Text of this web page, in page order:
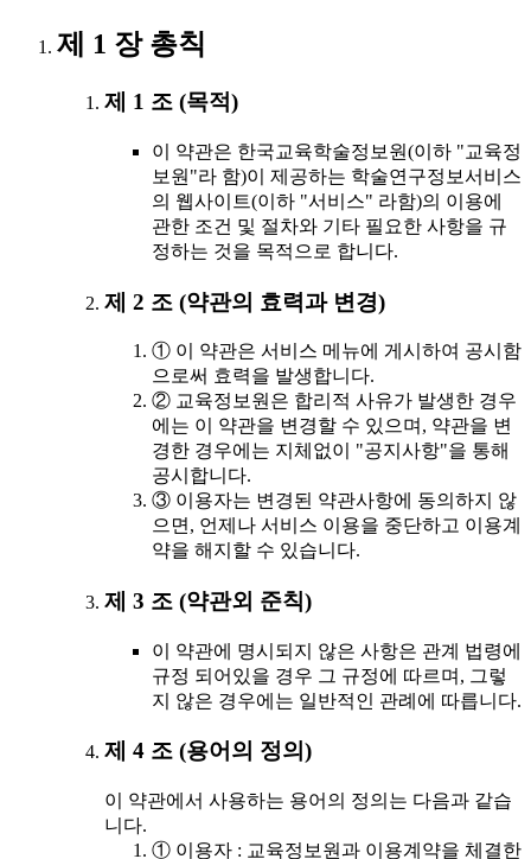
제 1 장 총칙
제 1 조 (목적)
이 약관은 한국교육학술정보원(이하 "교육정
보원"라 함)이 제공하는 학술연구정보서비스
의 웹사이트(이하 "서비스" 라함)의 이용에
관한 조건 및 절차와 기타 필요한 사항을 규
정하는 것을 목적으로 합니다.
제 2 조 (약관의 효력과 변경)
① 이 약관은 서비스 메뉴에 게시하여 공시함
으로써 효력을 발생합니다.
② 교육정보원은 합리적 사유가 발생한 경우
에는 이 약관을 변경할 수 있으며, 약관을 변
경한 경우에는 지체없이 "공지사항"을 통해
공시합니다.
③ 이용자는 변경된 약관사항에 동의하지 않
으면, 언제나 서비스 이용을 중단하고 이용계
약을 해지할 수 있습니다.
제 3 조 (약관외 준칙)
이 약관에 명시되지 않은 사항은 관계 법령에
규정 되어있을 경우 그 규정에 따르며, 그렇
지 않은 경우에는 일반적인 관례에 따릅니다.
제 4 조 (용어의 정의)
이 약관에서 사용하는 용어의 정의는 다음과 같습
니다.
① 이용자 : 교육정보원과 이용계약을 체결한